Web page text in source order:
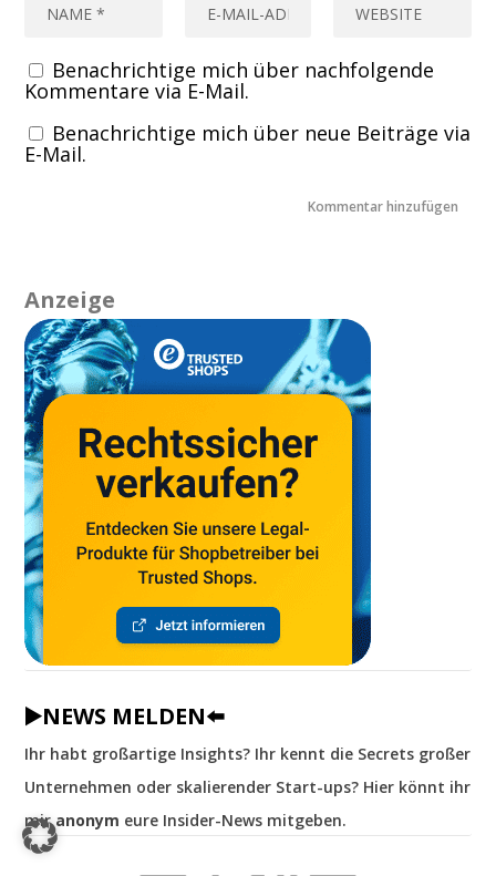
Benachrichtige mich über nachfolgende
Kommentare via E-Mail.
Benachrichtige mich über neue Beiträge via
E-Mail.
Anzeige
▶️NEWS MELDEN⬅️
Ihr habt großartige Insights? Ihr kennt die Secrets großer
Unternehmen oder skalierender Start-ups? Hier könnt ihr
miranonym eure Insider-News mitgeben.